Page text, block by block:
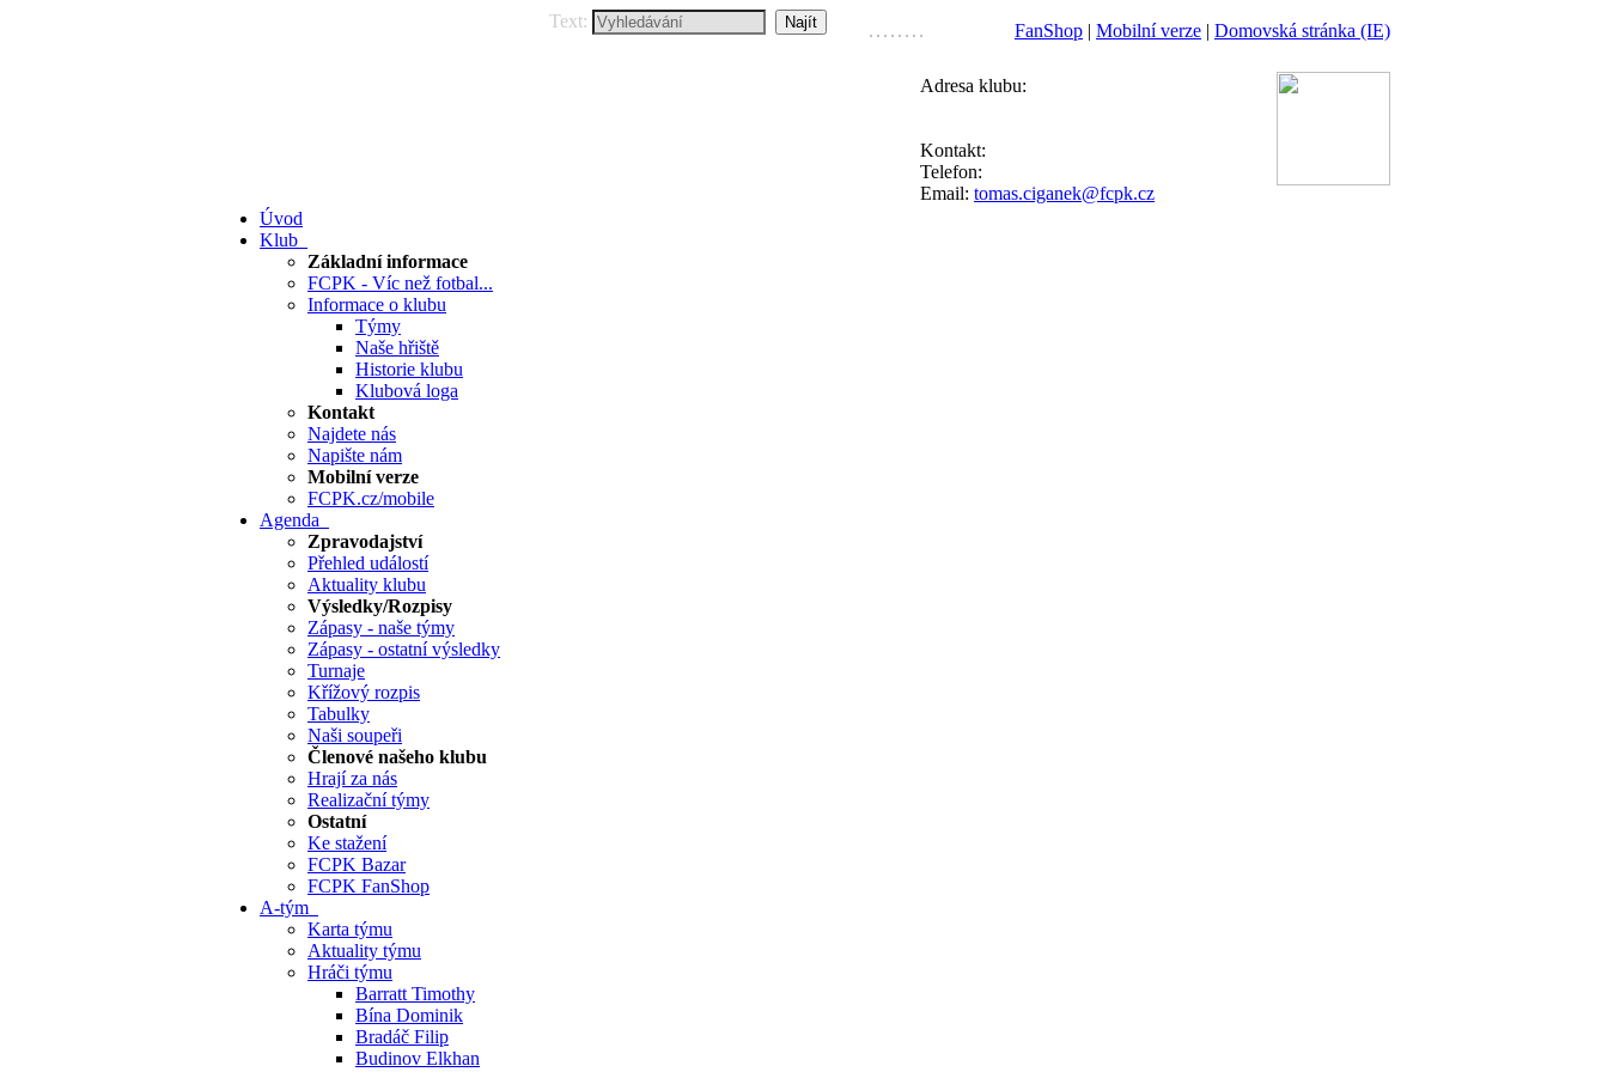
Text: FanShop | Mobilní verze | Domovská stránka (IE)
Adresa klubu:
Kontakt:
Telefon:
Email: tomas.ciganek@fcpk.cz
Úvod
Klub
Základní informace
FCPK - Víc než fotbal...
Informace o klubu
Týmy
Naše hřiště
Historie klubu
Klubová loga
Kontakt
Najdete nás
Napište nám
Mobilní verze
FCPK.cz/mobile
Agenda
Zpravodajství
Přehled událostí
Aktuality klubu
Výsledky/Rozpisy
Zápasy - naše týmy
Zápasy - ostatní výsledky
Turnaje
Křížový rozpis
Tabulky
Naši soupeři
Členové našeho klubu
Hrají za nás
Realizační týmy
Ostatní
Ke stažení
FCPK Bazar
FCPK FanShop
A-tým
Karta týmu
Aktuality týmu
Hráči týmu
Barratt Timothy
Bína Dominik
Bradáč Filip
Budinov Elkhan